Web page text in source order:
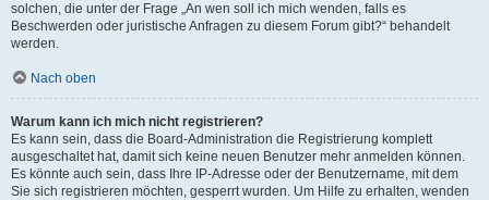
solchen, die unter der Frage „An wen soll ich mich wenden, falls es
Beschwerden oder juristische Anfragen zu diesem Forum gibt?“ behandelt
werden.
Nach oben
Warum kann ich mich nicht registrieren?
Es kann sein, dass die Board-Administration die Registrierung komplett
ausgeschaltet hat, damit sich keine neuen Benutzer mehr anmelden können.
Es könnte auch sein, dass Ihre IP-Adresse oder der Benutzername, mit dem
Sie sich registrieren möchten, gesperrt wurden. Um Hilfe zu erhalten, wenden